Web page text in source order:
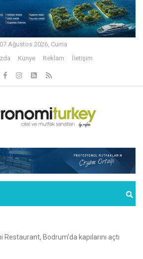
07 Ağustos 2026, Cuma
Künye Reklam İletişim
Restaurant, Bodrum’da kapılarını açtı